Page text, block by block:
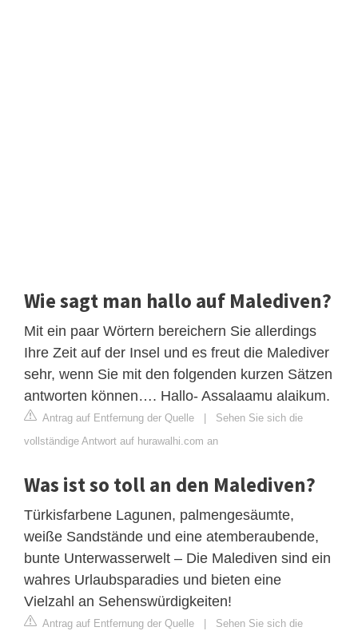
Wie sagt man hallo auf Malediven?
Mit ein paar Wörtern bereichern Sie allerdings
Ihre Zeit auf der Insel und es freut die Malediver
sehr, wenn Sie mit den folgenden kurzen Sätzen
antworten können…. Hallo- Assalaamu alaikum.
Antrag auf Entfernung der Quelle
Sehen Sie sich die
vollständige Antwort auf hurawalhi.com an
Was ist so toll an den Malediven?
Türkisfarbene Lagunen, palmengesäumte,
weiße Sandstände und eine atemberaubende,
bunte Unterwasserwelt – Die Malediven sind ein
wahres Urlaubsparadies und bieten eine
Vielzahl an Sehenswürdigkeiten!
Antrag auf Entfernung der Quelle
Sehen Sie sich die